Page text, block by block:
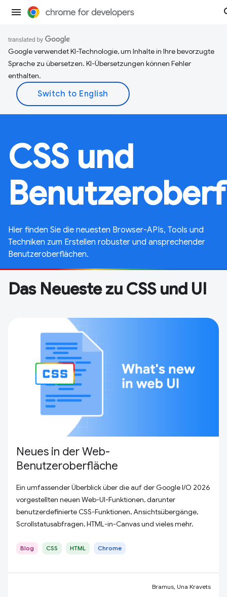
Google verwendet KI-Technologie, um Inhalte in Ihre bevorzugte
Sprache zu übersetzen. KI-Übersetzungen können Fehler
enthalten.
CSS und
Hier finden Sie die neuesten Browser-APIs, Tools und
Techniken zum Erstellen robuster und ansprechender
Benutzeroberflächen.
Das Neueste zu CSS und UI
Neues in der Web-
Benutzeroberfläche
Ein umfassender Überblick über die auf der Google I/O 2026
vorgestellten neuen Web-UI-Funktionen, darunter
benutzerdefinierte CSS-Funktionen, Ansichtsübergänge,
Scrollstatusabfragen, HTML-in-Canvas und vieles mehr.
Blog CSS HTML Chrome
Bramus, Una Kravets